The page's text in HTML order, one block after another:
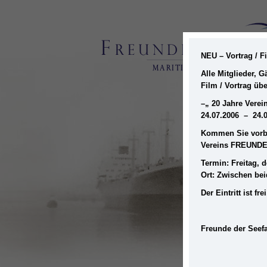
NEU – Vortrag /
Alle Mitglieder,
Film / Vortrag
–„ 20 Jahre
24.07.2006 –
Kommen Sie
Vereins
Termin: Freitag,
Ort: Zwischen
Der Eintritt ist
Freunde der